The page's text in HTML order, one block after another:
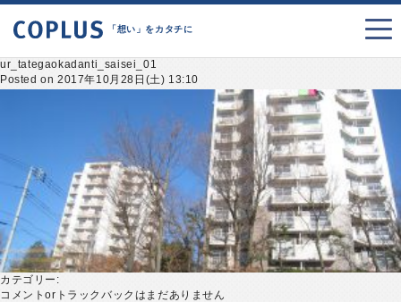
「想い」をカタチに
ur_tategaokadanti_saisei_01
Posted on 2017年10月28日(土) 13:10
カテゴリー:
コメントorトラックバックはまだありません